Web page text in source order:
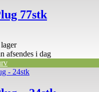
77stk
afsendes i dag